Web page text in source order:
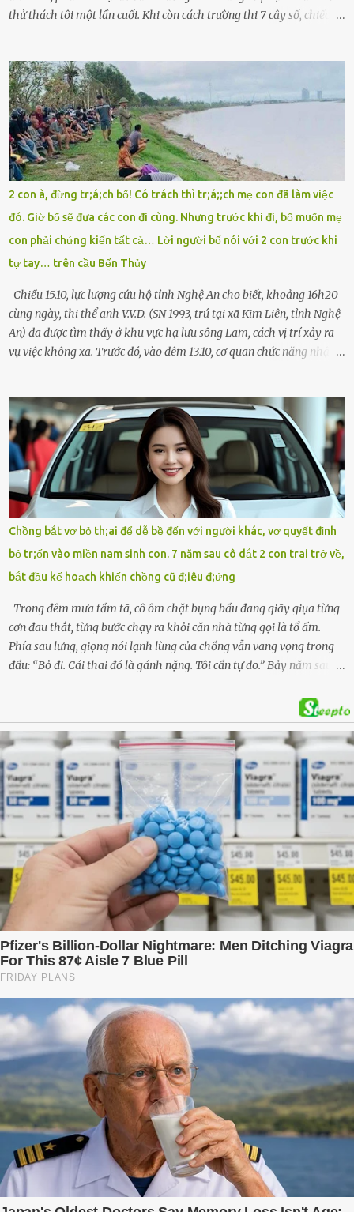
thử thách tôi một lần cuối. Khi còn cách trường thi 7 cây số, chiếc xe
sực nhớ – điện thoại đang sạc, sáng nay quên mang theo! Giữa con
đường thưa thớt người qua lại, tôi hoảng loạn vẫy tay xin đi nhờ. –
Chú ơi, cháu đi thi, xe hỏng rồi! Làm ơn cho cháu đi nhờ với! – Cô ơi,
giúp cháu với, cháu không có điện thoại… Người thì lắc đầu. Người
thì tăng ga tránh xa như né một kẻ lừa đảo. Tôi gào lên giữa đường
như một kẻ mất trí. Vô ích. 6h10. Còn hơn 30 phút nữa. Trong đầu
tôi chỉ có một lựa chọn duy nhất: chạy. Tôi quăng xe vào vệ đường,
rút tờ giấy báo dự thi nhét túi áo, đeo ba lô và chạy . Chạy miết.
Chạy không ngừng. Qua ngã...
2 con à, đừng tr;á;ch bố! Có trách thì tr;á;;ch mẹ con đã làm việc
đó. Giờ bố sẽ đưa các con đi cùng. Nhưng trước khi đi, bố muốn mẹ
con phải chứng kiến tất cả… Lời người bố nói với 2 con trước khi
tự tay… trên cầu Bến Thủy
Chiều 15.10, lực lượng cứu hộ tỉnh Nghệ An cho biết, khoảng 16h20
cùng ngày, thi thể anh V.V.D. (SN 1993, trú tại xã Kim Liên, tỉnh Nghệ
An) đã được tìm thấy ở khu vực hạ lưu sông Lam, cách vị trí xảy ra
vụ việc không xa. Trước đó, vào đêm 13.10, cơ quan chức năng nhận
– rồi để lại xe máy trên cầu, ôm theo 2 con gái nhỏ nhảy xuống
sông. Người thân và hàng xóm ngóng chờ thông tin tìm kiếm 3 bố
con mất tích trên sông Lam sau vụ nhảy cầu. Ảnh: Hải Dương Tại
hiện trường, người dân phát hiện một chiếc xe máy mang biển kiểm
soát Nghệ An cùng hai chiếc cặp học sinh. Ngay trong đêm, lực
lượng chức năng phối hợp cùng các đội cứu hộ tình nguyện triển
khai tìm kiếm. Danh tính các nạn nhân được xác định là anh V.V.D.
và 2 con gái là cháu V.H.B. (SN 2020) và V.G.T. (SN 2021). Hai cháu là
con của anh D. và chị B.T.Y. (SN 1999). Lực lượng cứu hộ đã tiến hành
bàn giao t...
Chồng bắt vợ bỏ th;ai để dễ bề đến với người khác, vợ quyết định
bỏ tr;ốn vào miền nam sinh con. 7 năm sau cô dắt 2 con trai trở về,
bắt đầu kế hoạch khiến chồng cũ đ;iêu đ;ứng
Trong đêm mưa tầm tã, cô ôm chặt bụng bầu đang giãy giụa từng
cơn đau thắt, từng bước chạy ra khỏi căn nhà từng gọi là tổ ấm.
Phía sau lưng, giọng nói lạnh lùng của chồng vẫn vang vọng trong
đầu: “Bỏ đi. Cái thai đó là gánh nặng. Tôi cần tự do.” Bảy năm sau,
kế hoạch được chuẩn bị kỹ lưỡng để người đàn ông phản bội ấy
phải trả giá … Hà Nội, mùa thu năm 2018, cái lạnh len lỏi qua từng
khe cửa gỗ cũ kỹ. Trong một căn biệt thự sang trọng ở phố Tây Hồ,
Ngọc Anh ngồi lặng lẽ trên ghế sofa, tay đặt lên bụng – nơi hai sinh
linh bé bỏng đang lớn dần từng ngày. Cô chưa bao giờ nghĩ mình sẽ
phải sống trong sợ hãi khi mang thai, đặc biệt là sợ… chính chồng
mình. Trí – người chồng mà cô từng yêu đến mù quáng, đã không
còn là người đàn ông của ngày đầu. Thành đạt, quyền lực, nhưng
cũng dối trá và lạnh lùng. Gần đây, anh hay về muộn, thậm chí có
đêm không về. Và rồi, trong một bữa cơm tối vắng lặng, Trí ném
xuống bàn ly n...